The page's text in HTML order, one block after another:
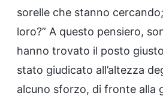
sorelle che stanno
loro?” A questo pensiero,
hanno trovato il posto
stato giudicato all’altezza
alcuno sforzo, di fronte alla